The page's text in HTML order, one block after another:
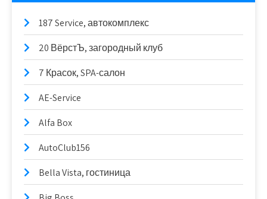
187 Service, автокомплекс
20 ВёрстЪ, загородный клуб
7 Красок, SPA-салон
AE-Service
Alfa Box
AutoClub156
Bella Vista, гостиница